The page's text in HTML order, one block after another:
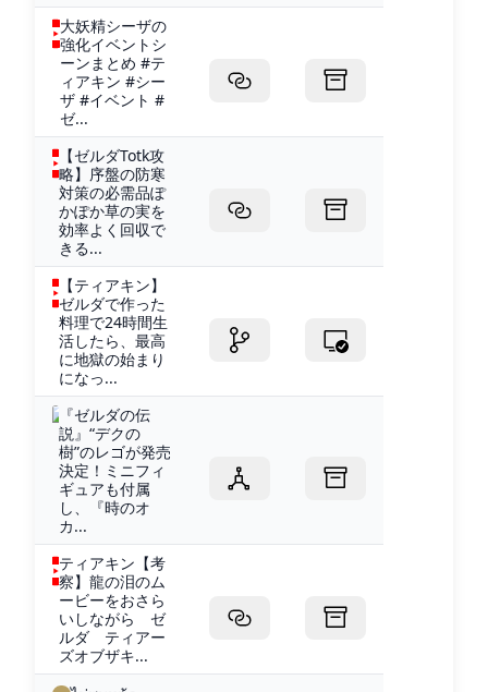
大妖精シーザの
強化イベントシ
ーンまとめ #テ
ィアキン #シー
ザ #イベント #
ゼ...
【ゼルダTotk攻
略】序盤の防寒
対策の必需品ぽ
かぽか草の実を
効率よく回収で
きる...
【ティアキン】
ゼルダで作った
料理で24時間生
活したら、最高
に地獄の始まり
になっ...
『ゼルダの伝
説』“デクの
樹”のレゴが発売
決定！ミニフィ
ギュアも付属
し、『時のオ
カ...
ティアキン【考
察】龍の泪のム
ービーをおさら
いしながら ゼ
ルダ ティアー
ズオブザキ...